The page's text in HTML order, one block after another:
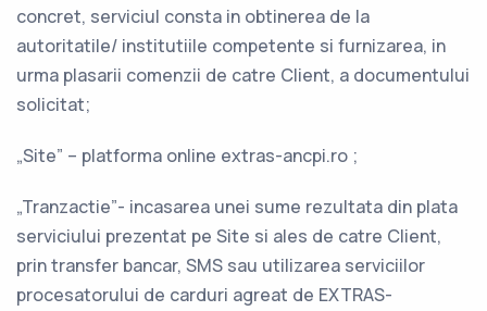
concret, serviciul consta in obtinerea de la
autoritatile/ institutiile competente si furnizarea, in
urma plasarii comenzii de catre Client, a documentului
solicitat;
„Site” – platforma online extras-ancpi.ro ;
„Tranzactie”- incasarea unei sume rezultata din plata
serviciului prezentat pe Site si ales de catre Client,
prin transfer bancar, SMS sau utilizarea serviciilor
procesatorului de carduri agreat de EXTRAS-